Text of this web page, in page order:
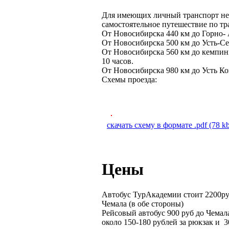
Для имеющих личный транспорт
самостоятельное путешествие по
От Новосибирска 440 км до Горно-
От Новосибирска 500 км до Усть-
От Новосибирска 560 км до
10 часов.
От Новосибирска 980 км до Усть
Схемы проезда:
скачать схему в формате .pdf (78
Цены
Автобус ТурАкадемии стоит
Чемала (в обе стороны)
Рейсовый автобус 900 руб до
около 150-180 рублей за рюкзак и